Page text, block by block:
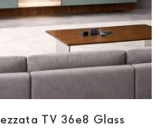
TV 36e8 Glass